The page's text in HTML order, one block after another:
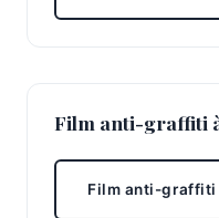
Film anti-graffiti
Film anti-graffiti